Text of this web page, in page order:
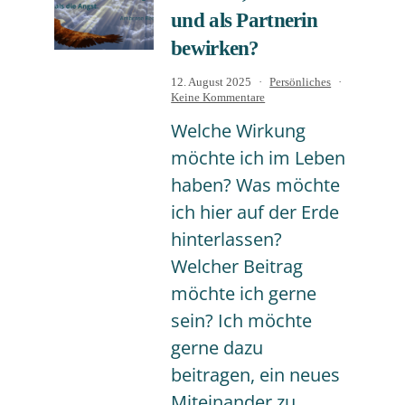
und als Partnerin
bewirken?
Welche Wirkung
möchte ich im Leben
haben? Was möchte
ich hier auf der Erde
hinterlassen?
Welcher Beitrag
möchte ich gerne
sein? Ich möchte
gerne dazu
beitragen, ein neues
Veröffentlicht
am
12. August 2025
Kategorisiert
Persönliches
Keine Kommentarezu
will
als
als
Mensch
und
als
Partnerin
bewirken?